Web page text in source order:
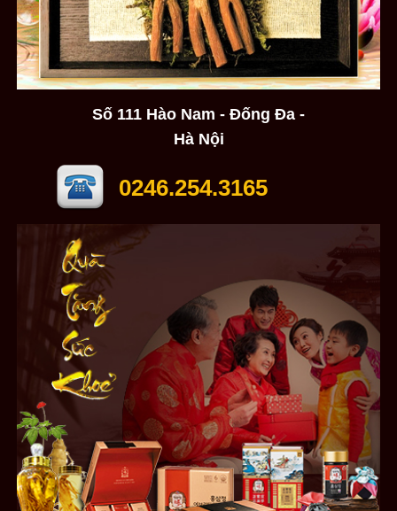
Số 111 Hào Nam - Đống Đa -
Hà Nội
0246.254.3165